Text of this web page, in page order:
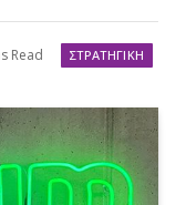
Read ΣΤΡΑΤΗΓΙΚΉ